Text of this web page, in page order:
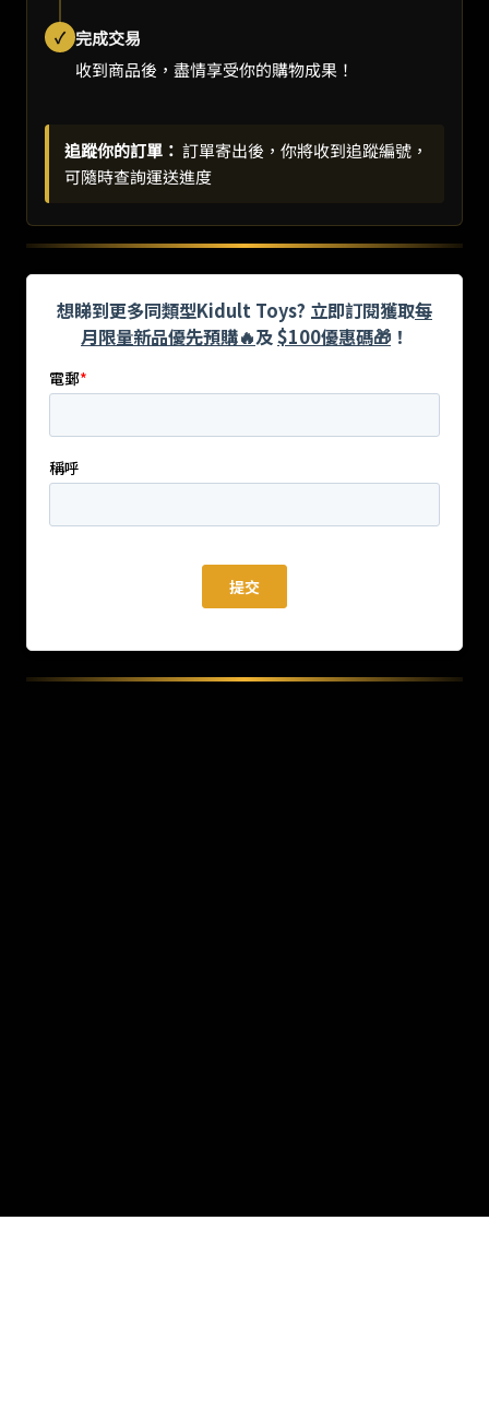
✓ 完成交易
收到商品後，盡情享受你的購物成果！
追蹤你的訂單： 訂單寄出後，你將收到追蹤編號，
可隨時查詢運送進度